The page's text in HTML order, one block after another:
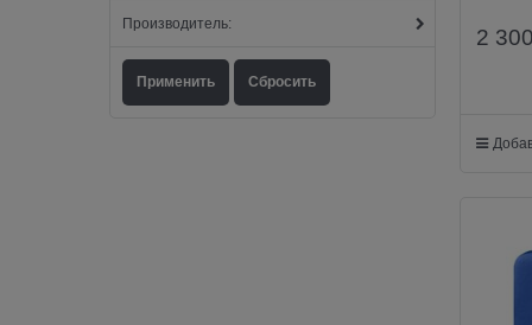
Производитель:
2 300